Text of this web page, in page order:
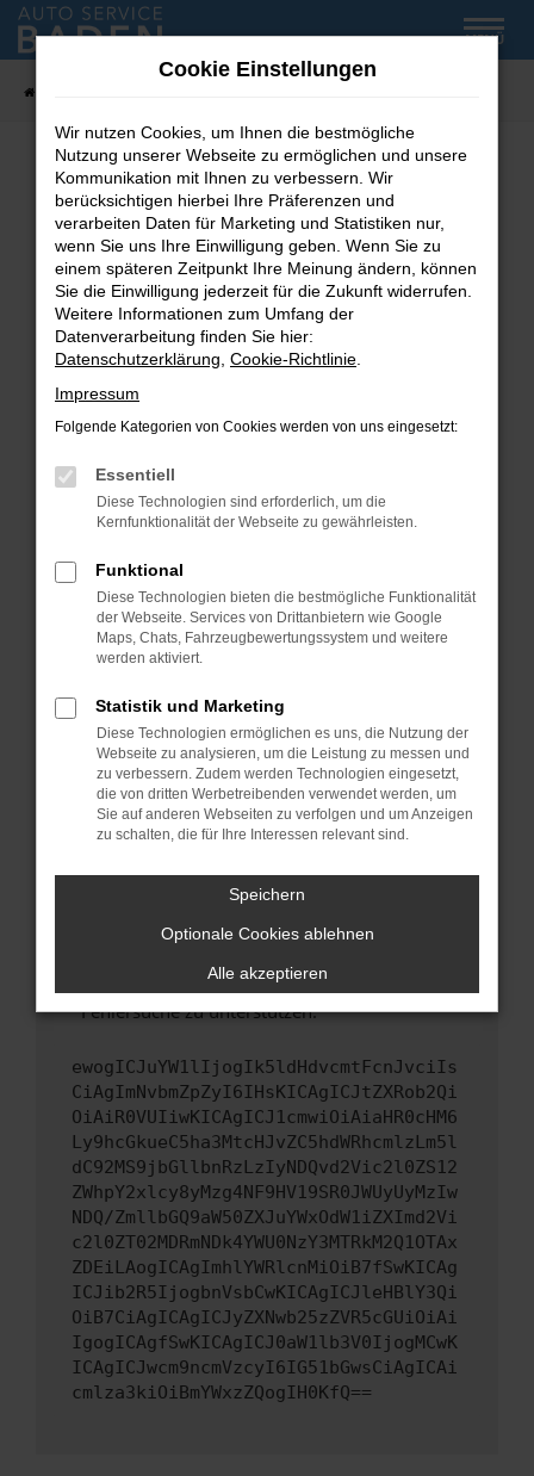
Zum
Hauptinhalt
MENÜ
Fehler: Network Error
Beim Laden ist ein Fehler aufgetreten.
Hier sind ein paar Tipps, die dir helfen können:
Überprüfe deine Firewall und deine
Internetverbindung.
Laden andere Webseiten, zum Beispiel deine
Suchmaschine?
Prüfe deine Browsererweiterungen.
können das Laden bestimmter Seiten
verhindern. Funktioniert die Seite in einem
Fenster?
Starte dein Gerät neu.
Das kann manchmal helfen, vorübergehende
Probleme zu beheben.
Betriebssystem auf dem neuesten Stand
sind.
Veraltete Software birgt nicht nur ein
Sicherheitsrisiko, sondern kann auch dazu
führen, dass bestimmte Funktionen nicht mehr
unterstützt werden.
Wende dich an den Webseitenbetreiber.
Wenn du alle oben genannten Schritte versucht
hast, kontaktiere uns bitte. Wir werden
uns diesen Text schicken, um uns bei der
Fehlersuche zu unterstützen:
ewogICJuYW1lIjogIk5ldHdvcmtFcnJvciIs
CiAgImNvbmZpZyI6IHsKICAgICJtZXRob2Qi
OiAiR0VUIiwKICAgICJ1cmwiOiAiaHR0cHM6
Ly9hcGkueC5ha3MtcHJvZC5hdWRhcmlzLm5l
dC92MS9jbGllbnRzLzIyNDQvd2Vic2l0ZS12
ZWhpY2xlcy8yMzg4NF9HV19SR0JWUyUyMzIw
NDQ/ZmllbGQ9aW50ZXJuYWxOdW1iZXImd2Vi
c2l0ZT02MDRmNDk4YWU0NzY3MTRkM2Q1OTAx
ZDEiLAogICAgImhlYWRlcnMiOiB7fSwKICAg
ICJib2R5IjogbnVsbCwKICAgICJleHBlY3Qi
OiB7CiAgICAgICJyZXNwb25zZVR5cGUiOiAi
IgogICAgfSwKICAgICJ0aW1lb3V0IjogMCwK
ICAgICJwcm9ncmVzcyI6IG51bGwsCiAgICAi
cmlza3kiOiBmYWxzZQogIH0KfQ==
Cookie Einstellungen
Wir nutzen Cookies, um Ihnen die bestmögliche
Nutzung unserer Webseite zu ermöglichen und unsere
Kommunikation mit Ihnen zu verbessern. Wir
berücksichtigen hierbei Ihre Präferenzen und
verarbeiten Daten für Marketing und Statistiken nur,
wenn Sie uns Ihre Einwilligung geben. Wenn Sie zu
einem späteren Zeitpunkt Ihre Meinung ändern, können
Sie die Einwilligung jederzeit für die Zukunft widerrufen.
Weitere Informationen zum Umfang der
Datenverarbeitung finden Sie hier:
Datenschutzerklärung Cookie-Richtlinie
Impressum
Folgende Kategorien von Cookies werden von uns eingesetzt:
Essentiell
Diese Technologien sind erforderlich, um die
Kernfunktionalität der Webseite zu gewährleisten.
Funktional
Diese Technologien bieten die bestmögliche Funktionalität
der Webseite. Services von Drittanbietern wie Google
Maps, Chats, Fahrzeugbewertungssystem und weitere
werden aktiviert.
Statistik und Marketing
Diese Technologien ermöglichen es uns, die Nutzung der
Webseite zu analysieren, um die Leistung zu messen und
zu verbessern. Zudem werden Technologien eingesetzt,
die von dritten Werbetreibenden verwendet werden, um
Sie auf anderen Webseiten zu verfolgen und um Anzeigen
zu schalten, die für Ihre Interessen relevant sind.
Speichern
Optionale Cookies ablehnen
Alle akzeptieren